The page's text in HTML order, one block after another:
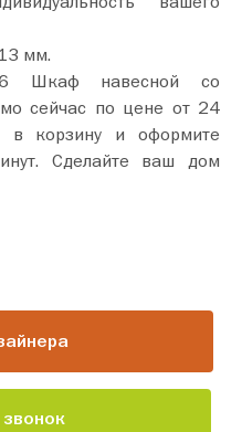
мм.
Шкаф навесной со
сейчас по цене от 24
Сделайте ваш дом